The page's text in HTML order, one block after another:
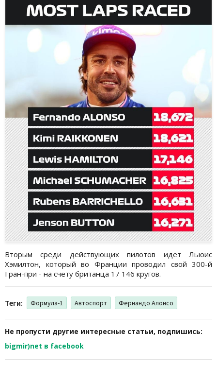
Вторым среди действующих пилотов идет Льюис
Хэмилтон, который во Франции проводил свой 300-й
Гран-при - на счету британца 17 146 кругов.
Теги: Формула-1 Автоспорт Фернандо Алонсо
Не пропусти другие интересные статьи, подпишись:
bigmir)net в facebook